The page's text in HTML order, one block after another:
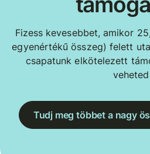
Fizess kevesebbet, amikor
egyenértékű összeg) felett
csapatunk elkötelezett
veheted
Tudj meg többet a nagy